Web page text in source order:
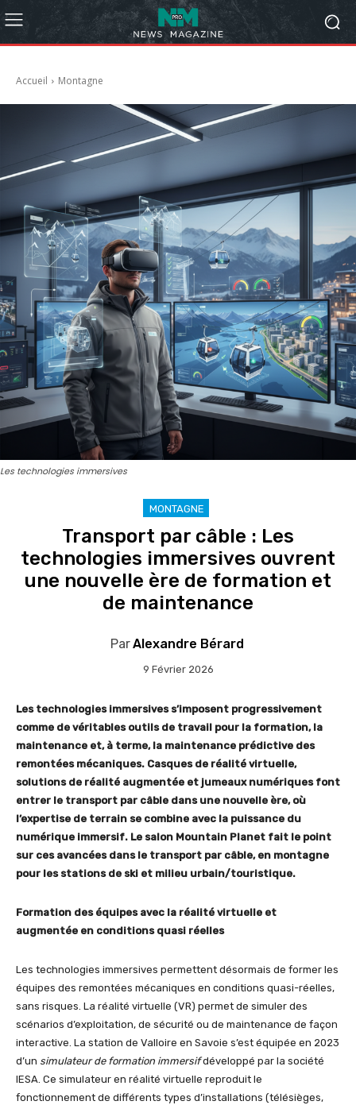
Accueil Montagne
Les technologies immersives
MONTAGNE
Transport par câble : Les
technologies immersives ouvrent
une nouvelle ère de formation et
de maintenance
ParAlexandre Bérard
9 Février 2026
Les technologies immersives s’imposent progressivement
comme de véritables outils de travail pour la formation, la
maintenance et, à terme, la maintenance prédictive des
remontées mécaniques. Casques de réalité virtuelle,
solutions de réalité augmentée et jumeaux numériques font
entrer le transport par câble dans une nouvelle ère, où
l’expertise de terrain se combine avec la puissance du
numérique immersif. Le salon Mountain Planet fait le point
sur ces avancées dans le transport par câble, en montagne
pour les stations de ski et milieu urbain/touristique.
Formation des équipes avec la réalité virtuelle et
augmentée en conditions quasi réelles
Les technologies immersives permettent désormais de former les
équipes des remontées mécaniques en conditions quasi-réelles,
sans risques. La réalité virtuelle (VR) permet de simuler des
scénarios d’exploitation, de sécurité ou de maintenance de façon
interactive. La station de Valloire en Savoie s’est équipée en 2023
d’un simulateur de formation immersifdéveloppé par la société
IESA. Ce simulateur en réalité virtuelle reproduit le
fonctionnement de différents types d’installations (télésièges,